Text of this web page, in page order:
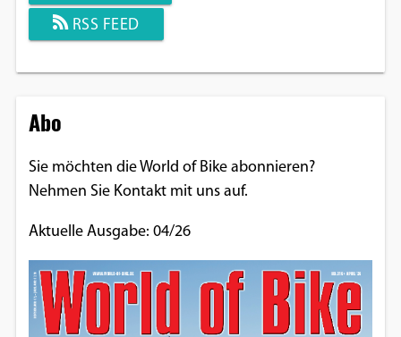
RSS FEED
Abo
Sie möchten die World of Bike abonnieren?
Nehmen Sie Kontakt mit uns auf.
Aktuelle Ausgabe: 04/26